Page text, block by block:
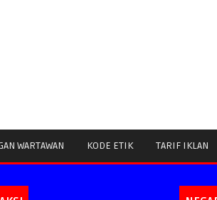
WARTAWAN KODE ETIK TARIF IKLAN